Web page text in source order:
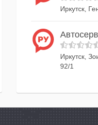
Иркутск,
Иркутск,
92/1